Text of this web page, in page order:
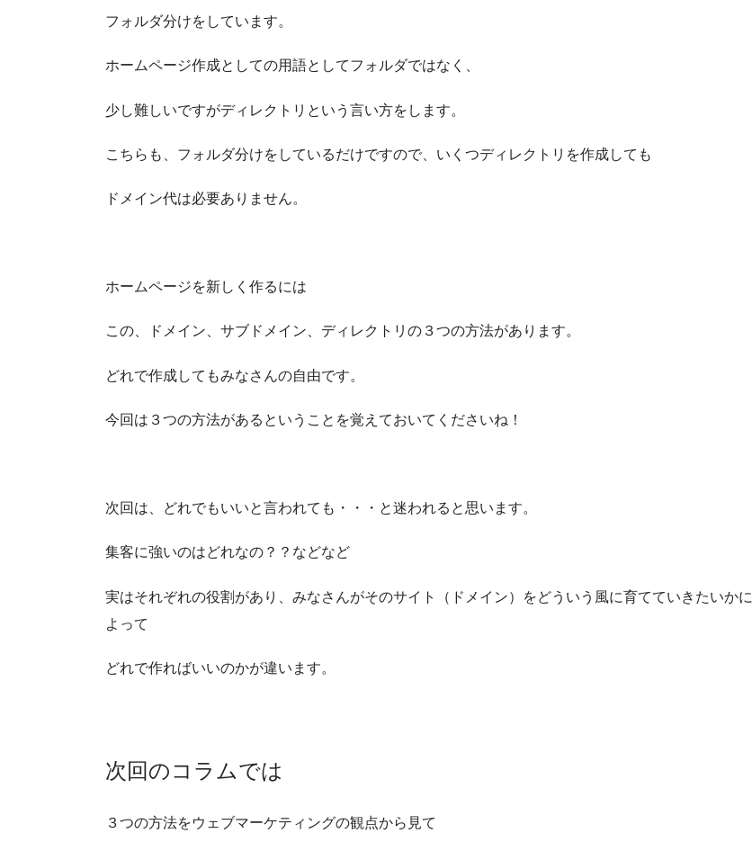
フォルダ分けをしています。
ホームページ作成としての用語としてフォルダではなく、
少し難しいですがディレクトリという言い方をします。
こちらも、フォルダ分けをしているだけですので、いくつディレクトリを作成しても
ドメイン代は必要ありません。
ホームページを新しく作るには
この、ドメイン、サブドメイン、ディレクトリの３つの方法があります。
どれで作成してもみなさんの自由です。
今回は３つの方法があるということを覚えておいてくださいね！
次回は、どれでもいいと言われても・・・と迷われると思います。
集客に強いのはどれなの？？などなど
実はそれぞれの役割があり、みなさんがそのサイト（ドメイン）をどういう風に育てていきたいかに
よって
どれで作ればいいのかが違います。
次回のコラムでは
３つの方法をウェブマーケティングの観点から見て